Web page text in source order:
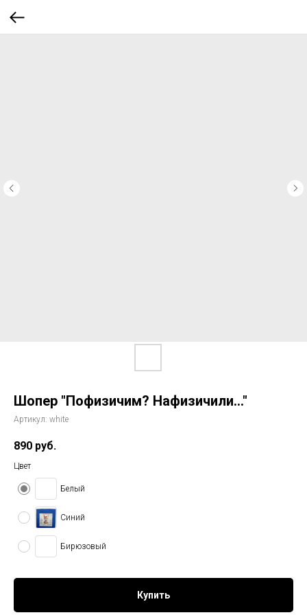
Шопер "Пофизичим? Нафизичили..."
Артикул: white
890 руб.
Цвет
Белый
Синий
Бирюзовый
Купить